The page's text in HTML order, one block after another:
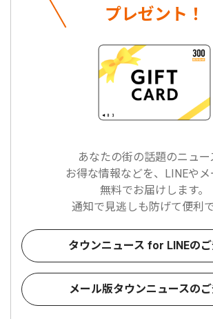
プレゼント！
あなたの街の話題のニュー
お得な情報などを、LINEやメ
無料でお届けします。
通知で見逃しも防げて便利
タウンニュース for LINEの
メール版タウンニュースの